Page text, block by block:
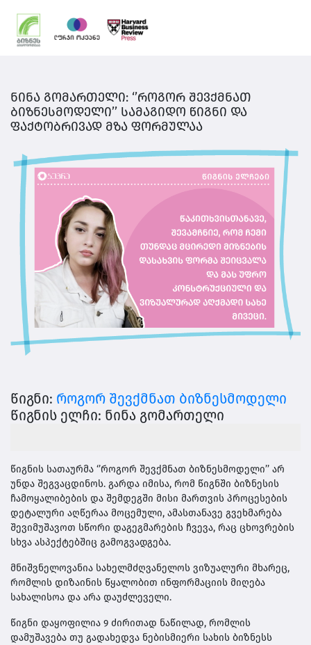
ნინა გომართელი: ‘’როგორ შევქმნათ
ბიზნესმოდელი’’ სამაგიდო წიგნი და
ფაქტობრივად მზა ფორმულაა
წიგნი: როგორ შევქმნათ ბიზნესმოდელი
წიგნის ელჩი: ნინა გომართელი
წიგნის სათაურმა ‘’როგორ შევქმნათ ბიზნესმოდელი’’ არ
უნდა შეგვაცდინოს. გარდა იმისა, რომ წიგნში ბიზნესის
ჩამოყალიბების და შემდეგში მისი მართვის პროცესების
დეტალური აღწერაა მოცემული, ამასთანავე გვეხმარება
შევიმუშავოთ სწორი დაგეგმარების ჩვევა, რაც ცხოვრების
სხვა ასპექტებშიც გამოგვადგება.
მნიშვნელოვანია სახელმძღვანელოს ვიზუალური მხარეც,
რომლის დიზაინის წყალობით ინფორმაციის მიღება
სახალისოა და არა დაუძლეველი.
წიგნი დაყოფილია 9 ძირითად ნაწილად, რომლის
დამუშავება თუ გადახედვა ნებისმიერი სახის ბიზნესს